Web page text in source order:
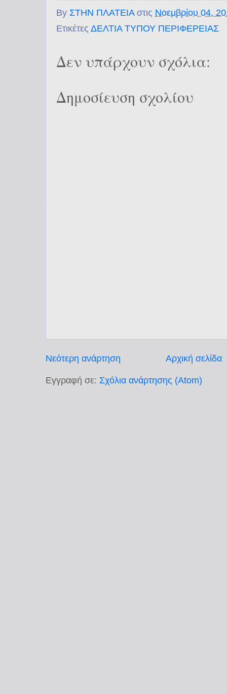
By ΣΤΗΝ ΠΛΑΤΕΙΑ στις Νοεμβρίου 04,
Ετικέτες ΔΕΛΤΙΑ ΤΥΠΟΥ ΠΕΡΙΦΕΡΕΙΑΣ
Δεν υπάρχουν σχόλια:
Δημοσίευση σχολίου
Νεότερη ανάρτηση Αρχική σελίδα
Εγγραφή σε: Σχόλια ανάρτησης (Atom)